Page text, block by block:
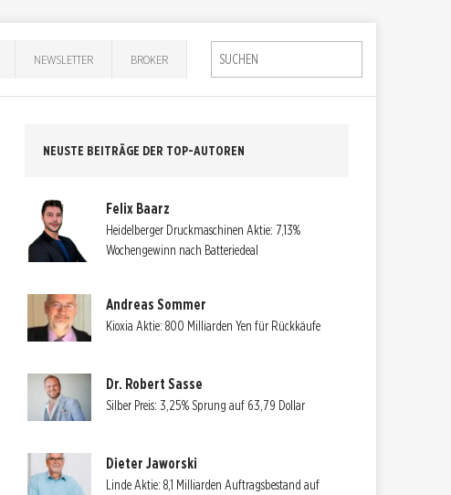
NEWSLETTER BROKER
NEUSTE BEITRÄGE DER TOP-AUTOREN
Felix Baarz
Heidelberger Druckmaschinen Aktie: 7,13%
Wochengewinn nach Batteriedeal
Andreas Sommer
Kioxia Aktie: 800 Milliarden Yen für Rückkäufe
Dr. Robert Sasse
Silber Preis: 3,25% Sprung auf 63,79 Dollar
Dieter Jaworski
Linde Aktie: 8,1 Milliarden Auftragsbestand auf